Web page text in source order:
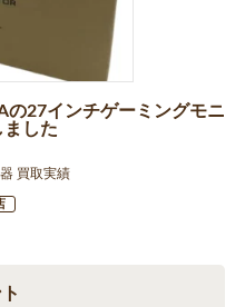
の27インチゲーミングモニ
した
買取実績